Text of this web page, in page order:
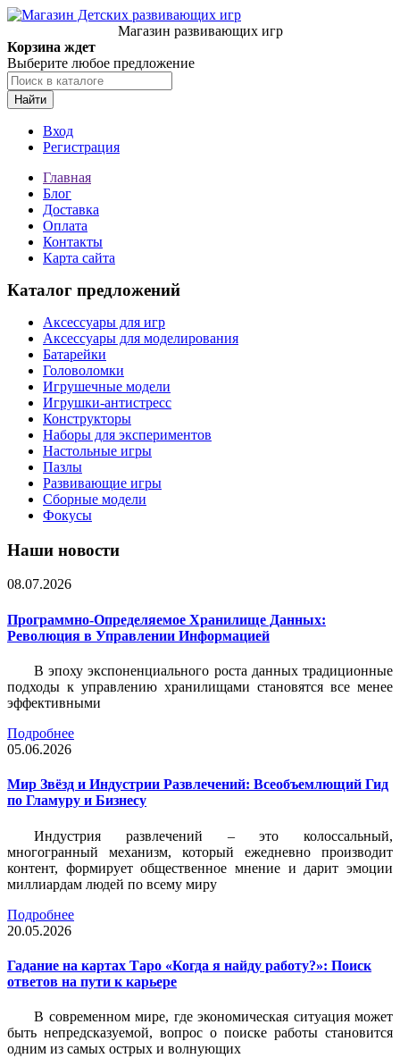
Магазин развивающих игр
Корзина ждет
Выберите любое предложение
Найти
Вход
Регистрация
Главная
Блог
Доставка
Оплата
Контакты
Карта сайта
Каталог предложений
Аксессуары для игр
Аксессуары для моделирования
Батарейки
Головоломки
Игрушечные модели
Игрушки-антистресс
Конструкторы
Наборы для экспериментов
Настольные игры
Пазлы
Развивающие игры
Сборные модели
Фокусы
Наши новости
08.07.2026
Программно-Определяемое Хранилище Данных:
Революция в Управлении Информацией
В эпоху экспоненциального роста данных традиционные
подходы к управлению хранилищами становятся все менее
эффективными
Подробнее
05.06.2026
Мир Звёзд и Индустрии Развлечений: Всеобъемлющий Гид
по Гламуру и Бизнесу
Индустрия развлечений – это колоссальный,
многогранный механизм, который ежедневно производит
контент, формирует общественное мнение и дарит эмоции
миллиардам людей по всему миру
Подробнее
20.05.2026
Гадание на картах Таро «Когда я найду работу?»: Поиск
ответов на пути к карьере
В современном мире, где экономическая ситуация может
быть непредсказуемой, вопрос о поиске работы становится
одним из самых острых и волнующих